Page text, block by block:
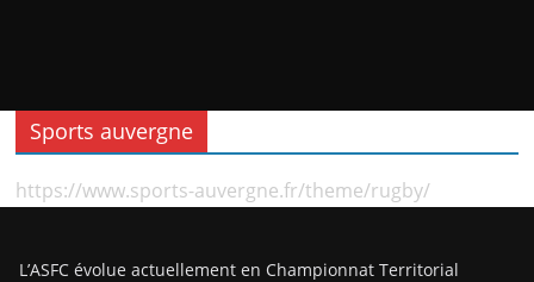
Sports auvergne
https://www.sports-auvergne.fr/theme/rugby/
L’ASFC évolue actuellement en Championnat Territorial